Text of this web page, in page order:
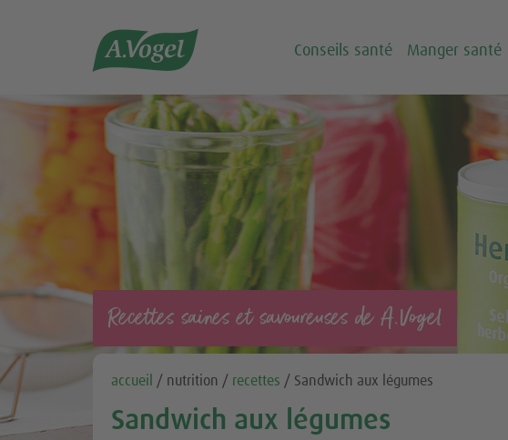
 Conseils santé Manger santé
Recettes saines et savoureuses de A.Vogel
accueil / nutrition / recettes / Sandwich aux légumes
Sandwich aux légumes